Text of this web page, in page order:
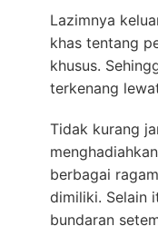
Lazimnya
khas tentang
khusus.
terkenang
Tidak kurang
berbagai
dimiliki. Selain
bundaran